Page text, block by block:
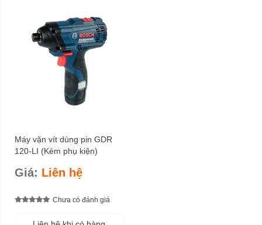
Máy vặn vít dùng pin GDR
120-LI (Kèm phụ kiện)
Giá: Liên hệ
Chưa có đánh giá